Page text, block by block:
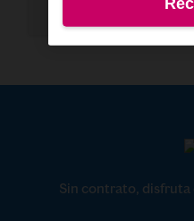
punto de venta
Sin contrato, disfruta